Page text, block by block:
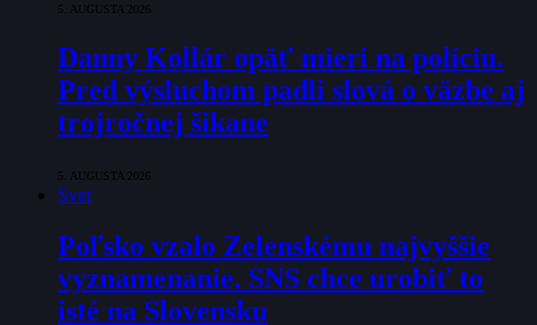
5. AUGUSTA 2026
Danny Kollár opäť mieri na políciu.
Pred výsluchom padli slová o väzbe aj
trojročnej šikane
5. AUGUSTA 2026
Svet
Poľsko vzalo Zelenskému najvyššie
vyznamenanie. SNS chce urobiť to
isté na Slovensku